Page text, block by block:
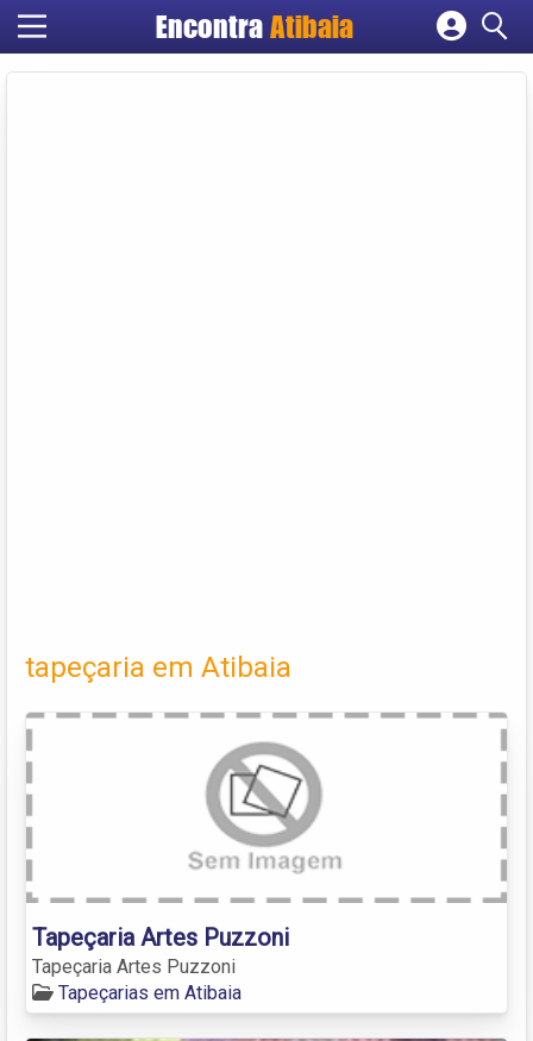
Encontra Atibaia
Cadastrar empresa
tapeçaria em Atibaia
Tapeçaria Artes Puzzoni
Tapeçaria Artes Puzzoni
Tapeçarias em Atibaia